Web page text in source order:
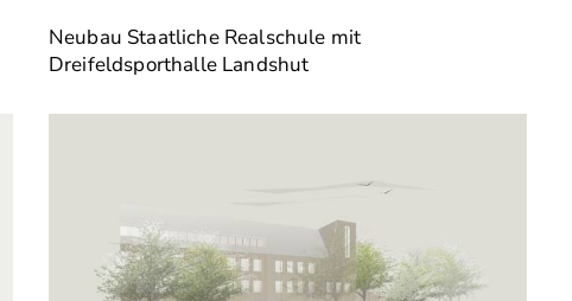
Neubau Staatliche Realschule mit
Dreifeldsporthalle Landshut